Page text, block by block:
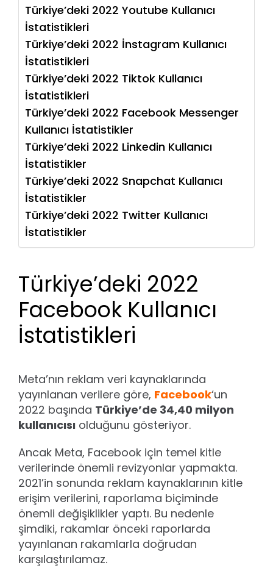
Türkiye’deki 2022 Youtube Kullanıcı
İstatistikleri
Türkiye’deki 2022 İnstagram Kullanıcı
İstatistikleri
Türkiye’deki 2022 Tiktok Kullanıcı
İstatistikleri
Türkiye’deki 2022 Facebook Messenger
Kullanıcı İstatistikler
Türkiye’deki 2022 Linkedin Kullanıcı
İstatistikler
Türkiye’deki 2022 Snapchat Kullanıcı
İstatistikler
Türkiye’deki 2022 Twitter Kullanıcı
İstatistikler
Türkiye’deki 2022
Facebook Kullanıcı
İstatistikleri
Meta’nın reklam veri kaynaklarında
yayınlanan verilere göre, Facebook‘un
2022 başında Türkiye’de 34,40 milyon
kullanıcısı olduğunu gösteriyor.
Ancak Meta, Facebook için temel kitle
verilerinde önemli revizyonlar yapmakta.
2021’in sonunda reklam kaynaklarının kitle
erişim verilerini, raporlama biçiminde
önemli değişiklikler yaptı. Bu nedenle
şimdiki, rakamlar önceki raporlarda
yayınlanan rakamlarla doğrudan
karşılaştırılamaz.